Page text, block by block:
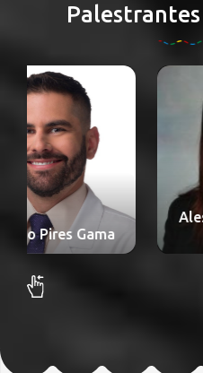
Alessandra Ceolin
Schmitt